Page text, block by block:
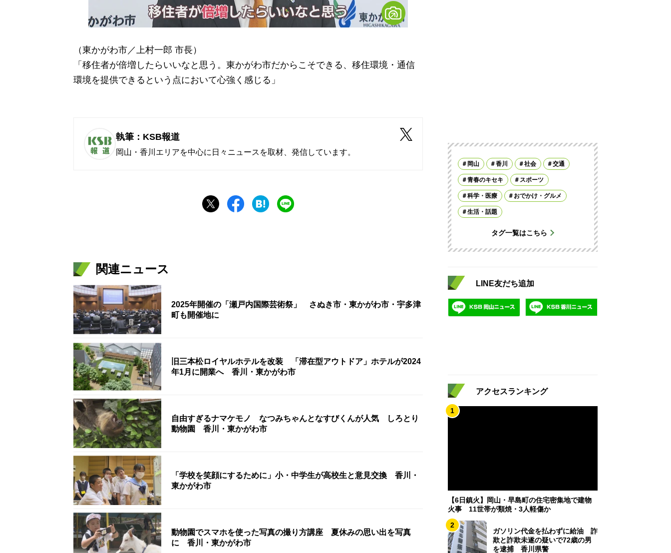
（東かがわ市／上村一郎 市長）
「移住者が倍増したらいいなと思う。東かがわ市だからこそできる、移住環境・通信
環境を提供できるという点において心強く感じる」
執筆：KSB報道
岡山・香川エリアを中心に日々ニュースを取材、発信しています。
関連ニュース
2025年開催の「瀬戸内国際芸術祭」 さぬき市・東かがわ市・宇多津
町も開催地に
旧三本松ロイヤルホテルを改装 「滞在型アウトドア」ホテルが2024
年1月に開業へ 香川・東かがわ市
自由すぎるナマケモノ なつみちゃんとなすびくんが人気 しろとり
動物園 香川・東かがわ市
「学校を笑顔にするために」小・中学生が高校生と意見交換 香川・
東かがわ市
動物園でスマホを使った写真の撮り方講座 夏休みの思い出を写真
に 香川・東かがわ市
岡山 香川 社会 交通
青春のキセキ スポーツ
科学・医療 おでかけ・グルメ
生活・話題
タグ一覧はこちら
LINE友だち追加
アクセスランキング
1
【6日鎮火】岡山・早島町の住宅密集地で建物
火事 11世帯が類焼・3人軽傷か
2
ガソリン代金を払わずに給油 詐
欺と詐欺未遂の疑いで72歳の男
を逮捕 香川県警